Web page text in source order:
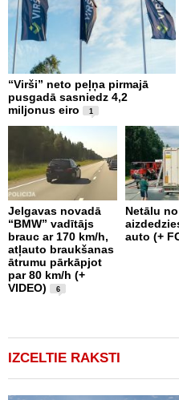
“Virši” neto peļņa pirmajā
pusgadā sasniedz 4,2
miljonus eiro
1
Jelgavas novadā
“BMW” vadītājs
brauc ar 170 km/h,
atļauto braukšanas
ātrumu pārkāpjot
par 80 km/h (+
VIDEO)
6
Netālu
auto (+
IZCELTIE RAKSTI